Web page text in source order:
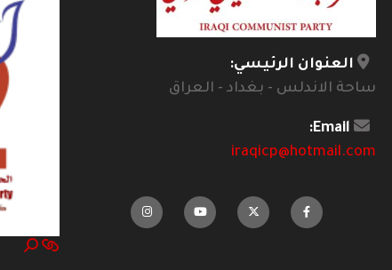
العنوان الرئيسي:
ساحة الاندلس - بغداد - العراق
Email:
iraqicp@hotmail.com